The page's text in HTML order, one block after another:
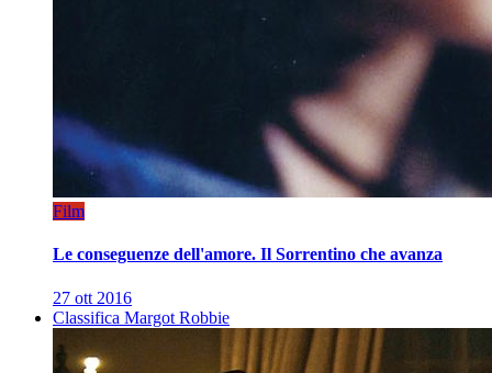
Film
Le conseguenze dell'amore. Il Sorrentino che avanza
27 ott 2016
Classifica Margot Robbie